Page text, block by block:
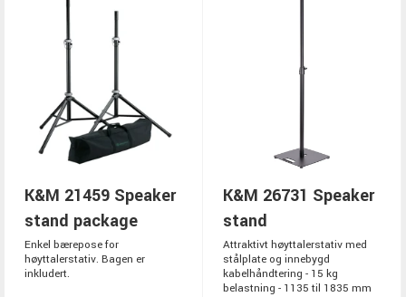
K&M 21459 Speaker
stand package
Enkel bærepose for
høyttalerstativ. Bagen er
inkludert.
K&M 26731 Speaker
stand
Attraktivt høyttalerstativ med
stålplate og innebygd
kabelhåndtering - 15 kg
belastning - 1135 til 1835 mm